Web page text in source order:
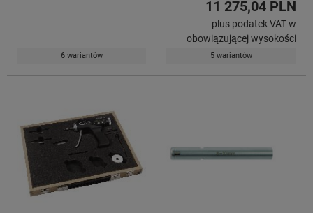
6 wariantów
11 275,04 PLN
plus podatek VAT w
obowiązującej wysokości
5 wariantów